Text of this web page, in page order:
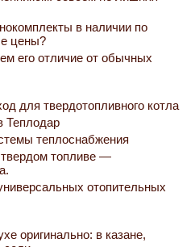
в наличии по
цены?
его отличие от обычных
для твердотопливного котла
Теплодар
теплоснабжения
топливе —
отопительных
оригинально: в казане,